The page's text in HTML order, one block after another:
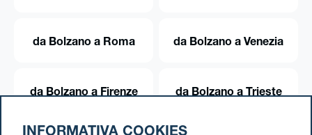
da Bolzano a Roma da Bolzano a Venezia
da Bolzano a Firenze da Bolzano a Trieste